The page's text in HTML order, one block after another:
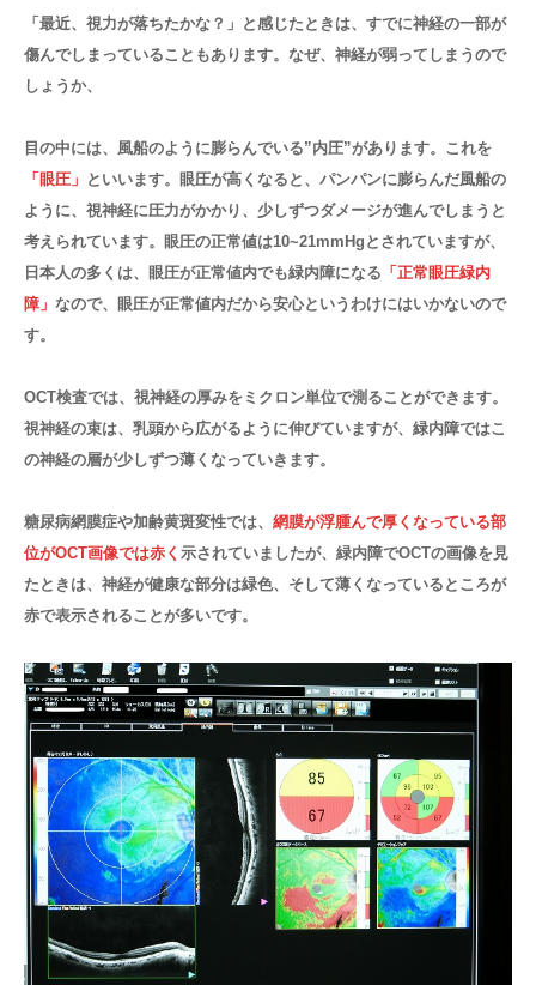
「最近、視力が落ちたかな？」と感じたときは、すでに神経の一部が
傷んでしまっていることもあります。なぜ、神経が弱ってしまうので
しょうか、
目の中には、風船のように膨らんでいる”内圧”があります。これを
「眼圧」 といいます。眼圧が高くなると、パンパンに膨らんだ風船の
ように、視神経に圧力がかかり、少しずつダメージが進んでしまうと
考えられています。眼圧の正常値は10~21mmHgとされていますが、
日本人の多くは、眼圧が正常値内でも緑内障になる 「正常眼圧緑内
障」 なので、眼圧が正常値内だから安心というわけにはいかないので
す。
OCT検査では、視神経の厚みをミクロン単位で測ることができます。
視神経の束は、乳頭から広がるように伸びていますが、緑内障ではこ
の神経の層が少しずつ薄くなっていきます。
糖尿病網膜症や加齢黄斑変性では、 網膜が浮腫んで厚くなっている部
位がOCT画像では赤く 示されていましたが、緑内障でOCTの画像を見
たときは、神経が健康な部分は緑色、そして薄くなっているところが
赤で表示されることが多いです。